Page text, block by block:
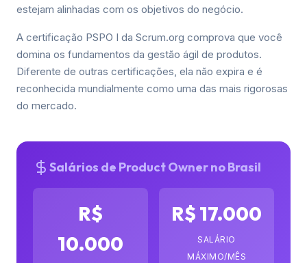
estejam alinhadas com os objetivos do negócio.
A certificação PSPO I da Scrum.org comprova que você
domina os fundamentos da gestão ágil de produtos.
Diferente de outras certificações, ela não expira e é
reconhecida mundialmente como uma das mais rigorosas
do mercado.
Salários de Product Owner no Brasil
R$
10.000
R$ 17.000
SALÁRIO
MÁXIMO/MÊS